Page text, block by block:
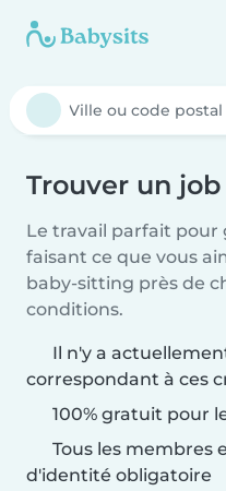
Trouver un
Le travail parfait pour
faisant ce que vous
baby-sitting près de
conditions.
Il n'y a
correspondant à ces
100% gratuit pour
Tous les membres
d'identité obligatoire